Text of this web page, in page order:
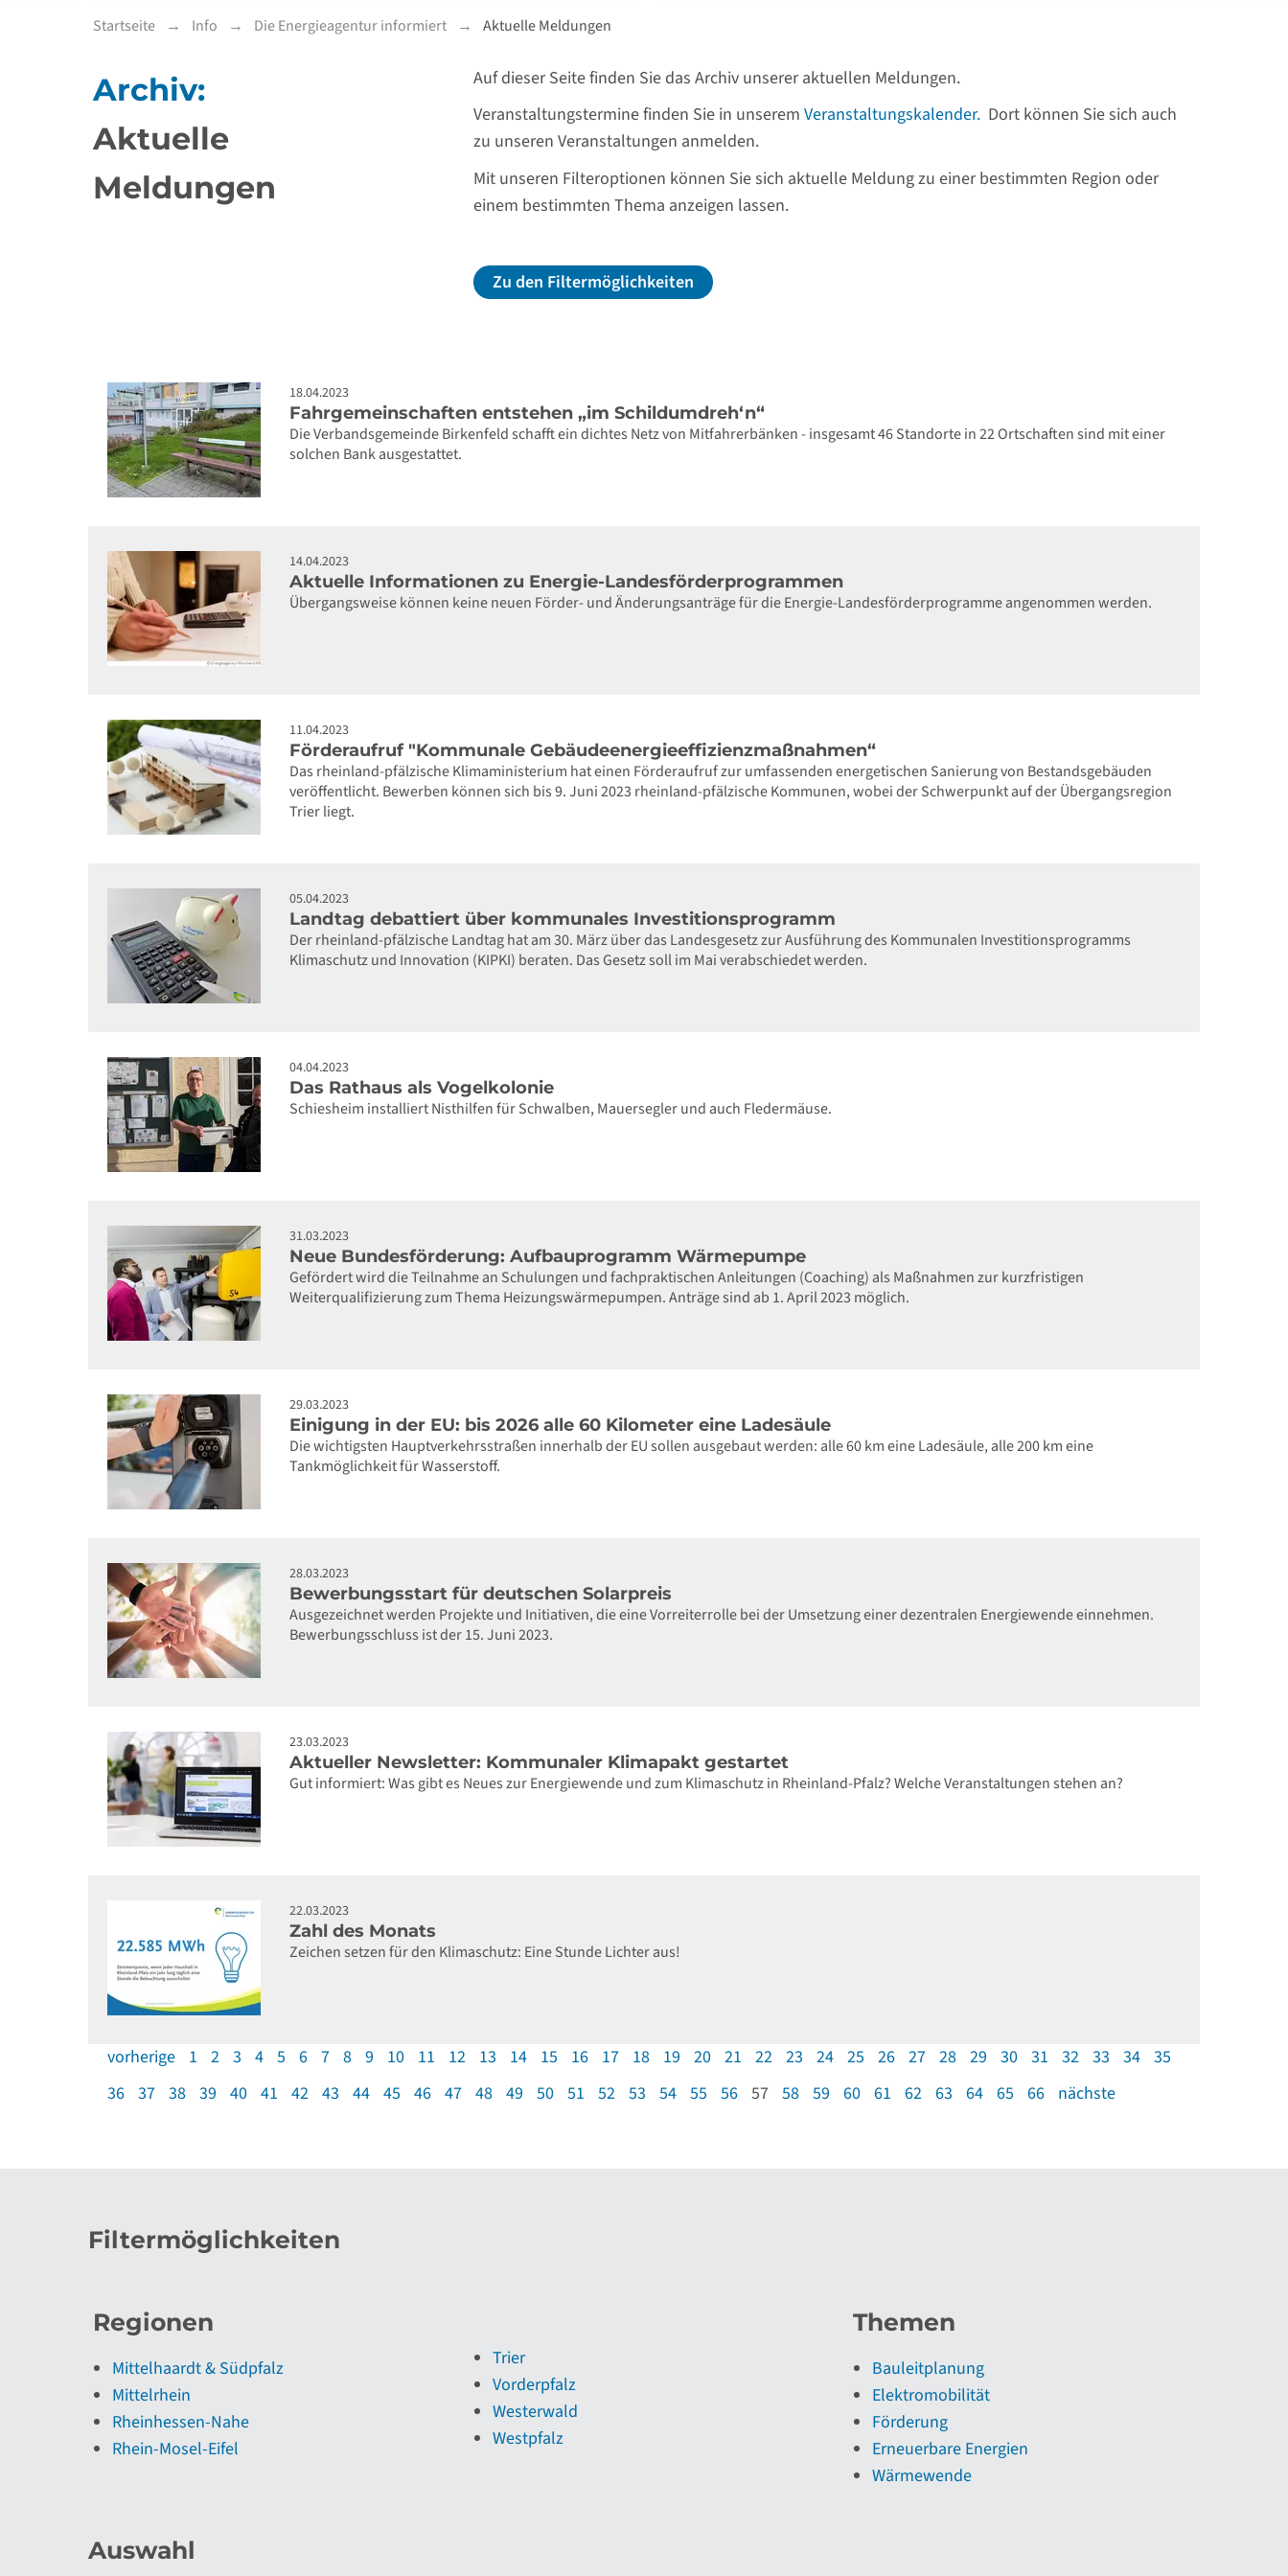
Startseite Info Die Energieagentur informiert Aktuelle Meldungen
Archiv:
Aktuelle
Meldungen
Auf dieser Seite finden Sie das Archiv unserer aktuellen Meldungen.
Veranstaltungstermine finden Sie in unserem Veranstaltungskalender. Dort können Sie sich auch
zu unseren Veranstaltungen anmelden.
Mit unseren Filteroptionen können Sie sich aktuelle Meldung zu einer bestimmten Region oder
einem bestimmten Thema anzeigen lassen.
Zu den Filtermöglichkeiten
18.04.2023
Fahrgemeinschaften entstehen „im Schildumdreh‘n“
Die Verbandsgemeinde Birkenfeld schafft ein dichtes Netz von Mitfahrerbänken - insgesamt 46 Standorte in 22 Ortschaften sind mit einer
solchen Bank ausgestattet.
14.04.2023
Aktuelle Informationen zu Energie-Landesförderprogrammen
Übergangsweise können keine neuen Förder- und Änderungsanträge für die Energie-Landesförderprogramme angenommen werden.
11.04.2023
Förderaufruf "Kommunale Gebäudeenergieeffizienzmaßnahmen“
Das rheinland-pfälzische Klimaministerium hat einen Förderaufruf zur umfassenden energetischen Sanierung von Bestandsgebäuden
veröffentlicht. Bewerben können sich bis 9. Juni 2023 rheinland-pfälzische Kommunen, wobei der Schwerpunkt auf der Übergangsregion
Trier liegt.
05.04.2023
Landtag debattiert über kommunales Investitionsprogramm
Der rheinland-pfälzische Landtag hat am 30. März über das Landesgesetz zur Ausführung des Kommunalen Investitionsprogramms
Klimaschutz und Innovation (KIPKI) beraten. Das Gesetz soll im Mai verabschiedet werden.
04.04.2023
Das Rathaus als Vogelkolonie
Schiesheim installiert Nisthilfen für Schwalben, Mauersegler und auch Fledermäuse.
31.03.2023
Neue Bundesförderung: Aufbauprogramm Wärmepumpe
Gefördert wird die Teilnahme an Schulungen und fachpraktischen Anleitungen (Coaching) als Maßnahmen zur kurzfristigen
Weiterqualifizierung zum Thema Heizungswärmepumpen. Anträge sind ab 1. April 2023 möglich.
29.03.2023
Einigung in der EU: bis 2026 alle 60 Kilometer eine Ladesäule
Die wichtigsten Hauptverkehrsstraßen innerhalb der EU sollen ausgebaut werden: alle 60 km eine Ladesäule, alle 200 km eine
Tankmöglichkeit für Wasserstoff.
28.03.2023
Bewerbungsstart für deutschen Solarpreis
Ausgezeichnet werden Projekte und Initiativen, die eine Vorreiterrolle bei der Umsetzung einer dezentralen Energiewende einnehmen.
Bewerbungsschluss ist der 15. Juni 2023.
23.03.2023
Aktueller Newsletter: Kommunaler Klimapakt gestartet
Gut informiert: Was gibt es Neues zur Energiewende und zum Klimaschutz in Rheinland-Pfalz? Welche Veranstaltungen stehen an?
22.03.2023
Zahl des Monats
Zeichen setzen für den Klimaschutz: Eine Stunde Lichter aus!
vorherige 1 2 3 4 5 6 7 8 9 10 11 12 13 14 15 16 17 18 19 20 21 22 23 24 25 26 27 28 29 30 31 32 33 34 35
36 37 38 39 40 41 42 43 44 45 46 47 48 49 50 51 52 53 54 55 56 57 58 59 60 61 62 63 64 65 66 nächste
Filtermöglichkeiten
Regionen
Mittelhaardt & Südpfalz
Mittelrhein
Rheinhessen-Nahe
Rhein-Mosel-Eifel
Trier
Vorderpfalz
Westerwald
Westpfalz
Themen
Bauleitplanung
Elektromobilität
Förderung
Erneuerbare Energien
Wärmewende
Auswahl